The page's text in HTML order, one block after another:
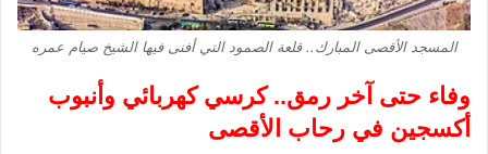
المسجد الأقصى المبارك.. قلعة الصمود التي أفنى فيها الشيخ صيام عمره
وفاء حتى آخر رمق.. كرسي كهربائي وأنبوب
أكسجين في رحاب الأقصى